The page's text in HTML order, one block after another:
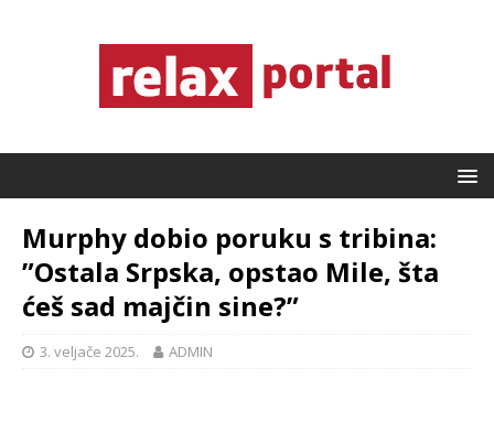
Murphy dobio poruku s tribina:
”Ostala Srpska, opstao Mile, šta
ćeš sad majčin sine?”
3. veljače 2025. ADMIN